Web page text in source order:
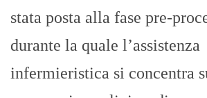
stata posta alla fase pre-
durante la quale l’assistenza
infermieristica si concentra